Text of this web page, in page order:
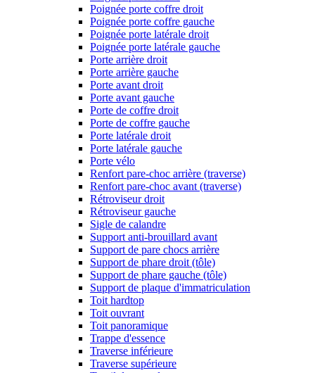
Poignée porte coffre droit
Poignée porte coffre gauche
Poignée porte latérale droit
Poignée porte latérale gauche
Porte arrière droit
Porte arrière gauche
Porte avant droit
Porte avant gauche
Porte de coffre droit
Porte de coffre gauche
Porte latérale droit
Porte latérale gauche
Porte vélo
Renfort pare-choc arrière (traverse)
Renfort pare-choc avant (traverse)
Rétroviseur droit
Rétroviseur gauche
Sigle de calandre
Support anti-brouillard avant
Support de pare chocs arrière
Support de phare droit (tôle)
Support de phare gauche (tôle)
Support de plaque d'immatriculation
Toit hardtop
Toit ouvrant
Toit panoramique
Trappe d'essence
Traverse inférieure
Traverse supérieure